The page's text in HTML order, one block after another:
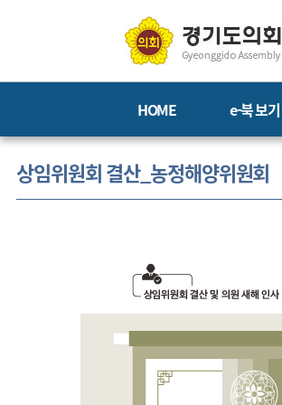
HOME e-북 보기
상임위원회 결산_농정해양위원회